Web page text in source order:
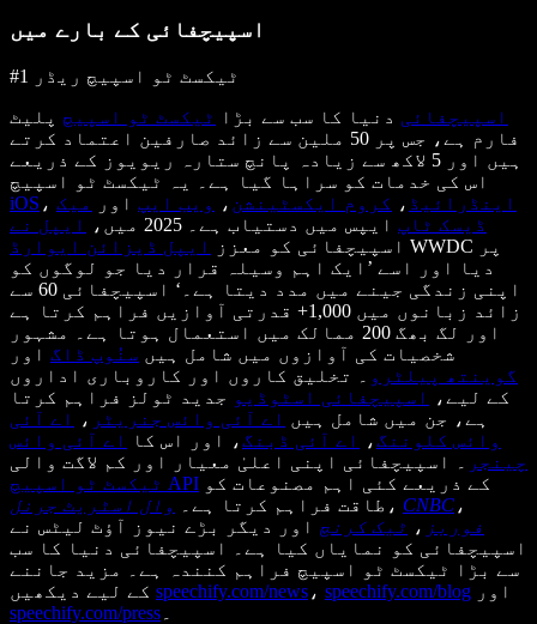
اسپیچفائی کے بارے میں
#1 ٹیکسٹ ٹو اسپیچ ریڈر
اسپیچفائی دنیا کا سب سے بڑا ٹیکسٹ ٹو اسپیچ پلیٹ
فارم ہے، جس پر 50 ملین سے زائد صارفین اعتماد کرتے
ہیں اور 5 لاکھ سے زیادہ پانچ ستارہ ریویوز کے ذریعے
اس کی خدمات کو سراہا گیا ہے۔ یہ ٹیکسٹ ٹو اسپیچ
iOS ، اینڈرائیڈ ، کروم ایکسٹینشن ، ویب ایپ اور
میک
ڈیسک ٹاپ ایپس میں دستیاب ہے۔ 2025 میں،
ایپل نے
اسپیچفائی کو معزز
ایپل ڈیزائن ایوارڈ
WWDC پر
دیا اور اسے ’ایک اہم وسیلہ قرار دیا جو لوگوں کو
اپنی زندگی جینے میں مدد دیتا ہے۔‘ اسپیچفائی 60 سے
زائد زبانوں میں 1,000+ قدرتی آوازیں فراہم کرتا ہے
اور لگ بھگ 200 ممالک میں استعمال ہوتا ہے۔ مشہور
شخصیات کی آوازوں میں شامل ہیں سنُوپ ڈاگ اور
گوینتھ پیلٹرو
۔ تخلیق کاروں اور کاروباری اداروں
کے لیے،
اسپیچفائی اسٹوڈیو جدید ٹولز فراہم کرتا
ہے، جن میں شامل ہیں اے آئی وائس جنریٹر ،
اے آئی
وائس کلوننگ، اے آئی ڈبنگ، اور اس کا
اے آئی وائس
چینجر
۔ اسپیچفائی اپنی اعلیٰ معیار اور کم لاگت والی
ٹیکسٹ ٹو اسپیچ API
طاقت فراہم کرتا ہے۔
وال اسٹریٹ جرنل ، CNBC ،
فوربز ، ٹیک کرنچ اور دیگر بڑے نیوز آؤٹ لیٹس نے
اسپیچفائی کو نمایاں کیا ہے۔ اسپیچفائی دنیا کا سب
سے بڑا ٹیکسٹ ٹو اسپیچ فراہم کنندہ ہے۔ مزید جاننے
speechify.com/news ، speechify.com/blog اور
speechify.com/press